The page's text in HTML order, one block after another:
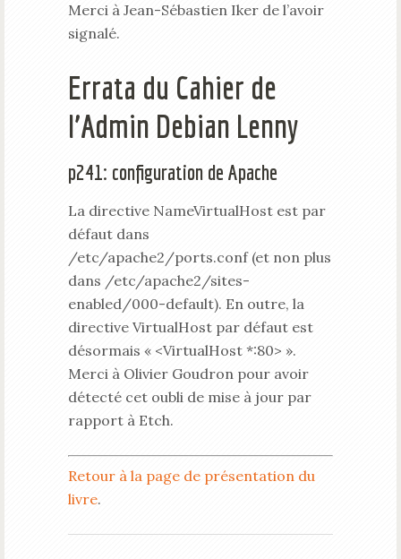
Merci à Jean-Sébastien Iker de l’avoir
signalé.
Errata du Cahier de
l’Admin Debian Lenny
p241: configuration de Apache
La directive NameVirtualHost est par
défaut dans
/etc/apache2/ports.conf (et non plus
dans /etc/apache2/sites-
enabled/000-default). En outre, la
directive VirtualHost par défaut est
désormais « <VirtualHost *:80> ».
Merci à Olivier Goudron pour avoir
détecté cet oubli de mise à jour par
rapport à Etch.
Retour à la page de présentation du
livre.